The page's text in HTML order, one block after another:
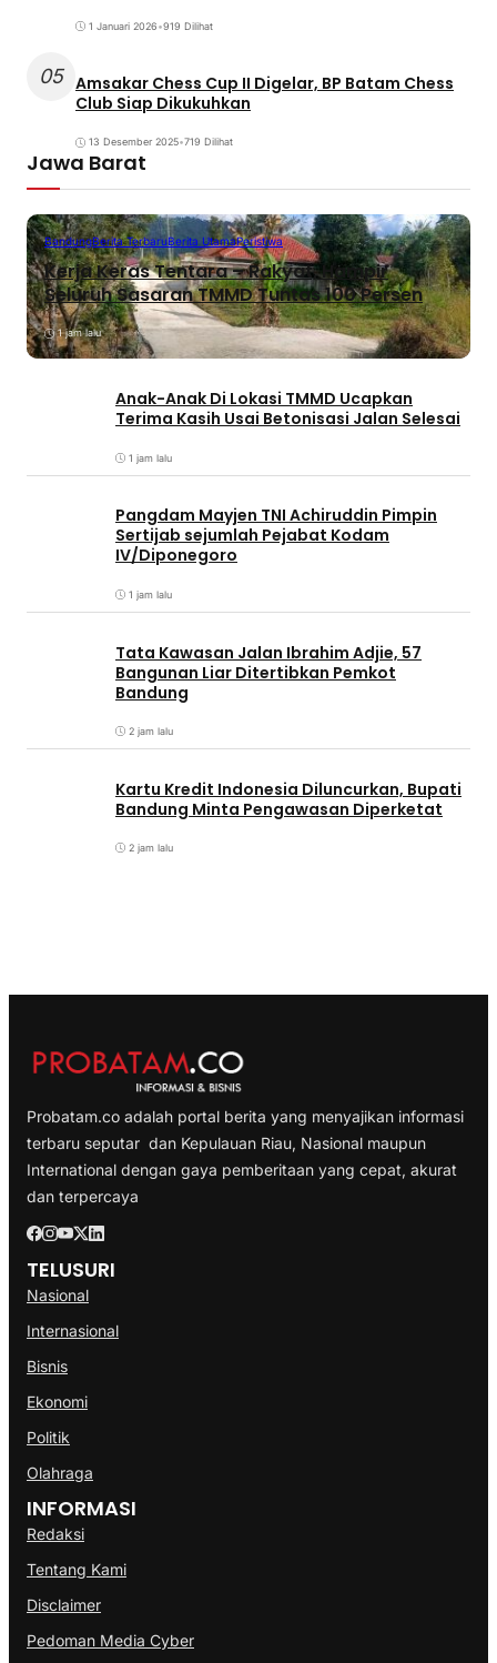
1 Januari 2026•919 Dilihat
05 Amsakar Chess Cup II Digelar, BP Batam Chess
Club Siap Dikukuhkan
13 Desember 2025•719 Dilihat
Jawa Barat
BandungBerita TerbaruBerita UtamaPeristiwa
Kerja Keras Tentara – Rakyat, Hampir
Seluruh Sasaran TMMD Tuntas 100 Persen
1 jam lalu
Anak-Anak Di Lokasi TMMD Ucapkan
Terima Kasih Usai Betonisasi Jalan Selesai
1 jam lalu
Pangdam Mayjen TNI Achiruddin Pimpin
Sertijab sejumlah Pejabat Kodam
IV/Diponegoro
1 jam lalu
Tata Kawasan Jalan Ibrahim Adjie, 57
Bangunan Liar Ditertibkan Pemkot
Bandung
2 jam lalu
Kartu Kredit Indonesia Diluncurkan, Bupati
Bandung Minta Pengawasan Diperketat
2 jam lalu
Probatam.co adalah portal berita yang menyajikan informasi
terbaru seputar dan Kepulauan Riau, Nasional maupun
International dengan gaya pemberitaan yang cepat, akurat
dan terpercaya
TELUSURI
Nasional
Internasional
Bisnis
Ekonomi
Politik
Olahraga
INFORMASI
Redaksi
Tentang Kami
Disclaimer
Pedoman Media Cyber